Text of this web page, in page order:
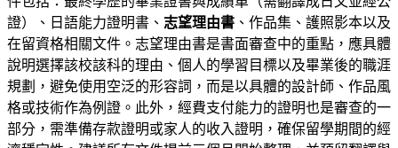
證）、日語能力證明書、 志望理由書 、作品集、護照影本以及
在留資格相關文件。志望理由書是書面審查中的重點，應具體
說明選擇該校該科的理由、個人的學習目標以及畢業後的職涯
規劃，避免使用空泛的形容詞，而是以具體的設計師、作品風
格或技術作為例證。此外，經費支付能力的證明也是審查的一
部分，需準備存款證明或家人的收入證明，確保留學期間的經